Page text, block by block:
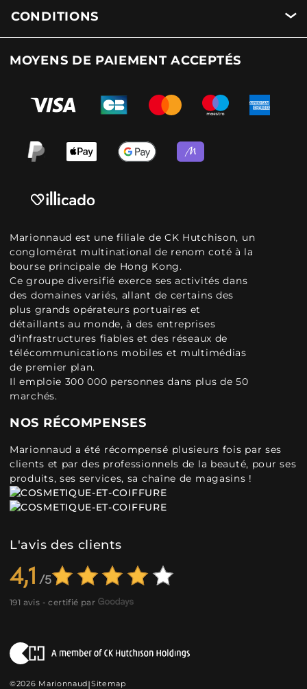
CONDITIONS
MOYENS DE PAIEMENT ACCEPTÉS
Marionnaud est une filiale de CK Hutchison, un
conglomérat multinational de renom coté à la
bourse principale de Hong Kong.
Ce groupe diversifié exerce ses activités dans
des domaines variés, allant de certains des
plus grands opérateurs portuaires et
détaillants au monde, à des entreprises
d'infrastructures fiables et des réseaux de
télécommunications mobiles et multimédias
de premier plan.
Il emploie 300 000 personnes dans plus de 50
marchés.
NOS RÉCOMPENSES
Marionnaud a été récompensé plusieurs fois par ses
clients et par des professionnels de la beauté, pour ses
produits, ses services, sa chaîne de magasins !
L'avis des clients
4,1
191 avis - certifié par
©2026 Marionnaud|Sitemap